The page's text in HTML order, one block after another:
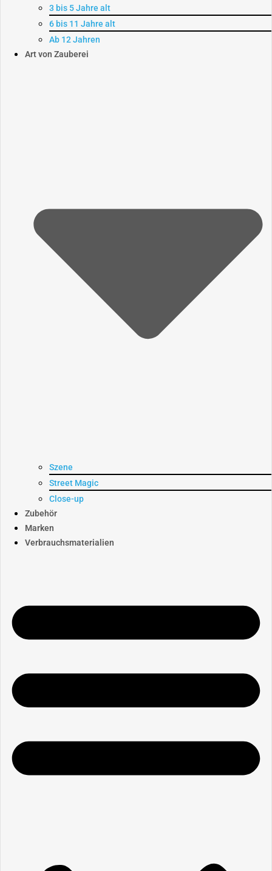
3 bis 5 Jahre alt
6 bis 11 Jahre alt
Ab 12 Jahren
Art von Zauberei
Szene
Street Magic
Close-up
Zubehör
Marken
Verbrauchsmaterialien